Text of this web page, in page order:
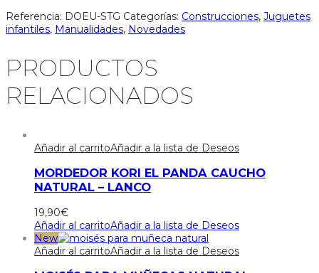
Referencia: DOEU-STG Categorías: Construcciones, Juguetes
infantiles, Manualidades, Novedades
PRODUCTOS
RELACIONADOS
Añadir al carritoAñadir a la lista de Deseos
MORDEDOR KORI EL PANDA CAUCHO
NATURAL – LANCO
19,90€
Añadir al carritoAñadir a la lista de Deseos
New
Añadir al carritoAñadir a la lista de Deseos